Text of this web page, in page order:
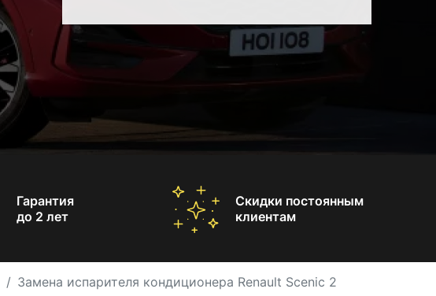
Гарантия
до 2 лет
Скидки постоянным
клиентам
Замена испарителя кондиционера Renault Scenic 2